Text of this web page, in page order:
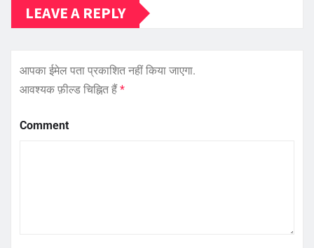
LEAVE A REPLY
आपका ईमेल पता प्रकाशित नहीं किया जाएगा.
आवश्यक फ़ील्ड चिह्नित हैं *
Comment